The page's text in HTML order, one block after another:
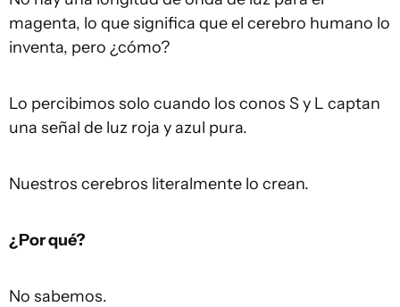
magenta, lo que significa que el cerebro humano lo
inventa, pero ¿cómo?
Lo percibimos solo cuando los conos S y L captan
una señal de luz roja y azul pura.
Nuestros cerebros literalmente lo crean.
¿Por qué?
No sabemos.